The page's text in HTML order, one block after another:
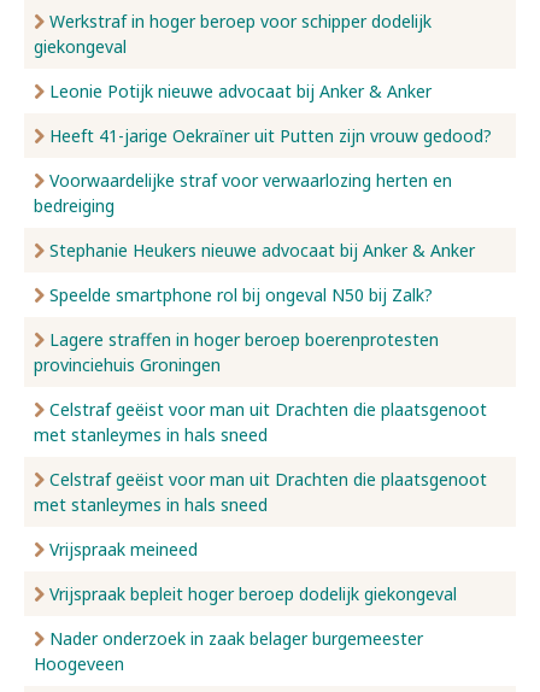
Werkstraf in hoger beroep voor schipper dodelijk
giekongeval
Leonie Potijk nieuwe advocaat bij Anker & Anker
Heeft 41-jarige Oekraïner uit Putten zijn vrouw gedood?
Voorwaardelijke straf voor verwaarlozing herten en
bedreiging
Stephanie Heukers nieuwe advocaat bij Anker & Anker
Speelde smartphone rol bij ongeval N50 bij Zalk?
Lagere straffen in hoger beroep boerenprotesten
provinciehuis Groningen
Celstraf geëist voor man uit Drachten die plaatsgenoot
met stanleymes in hals sneed
Celstraf geëist voor man uit Drachten die plaatsgenoot
met stanleymes in hals sneed
Vrijspraak meineed
Vrijspraak bepleit hoger beroep dodelijk giekongeval
Nader onderzoek in zaak belager burgemeester
Hoogeveen